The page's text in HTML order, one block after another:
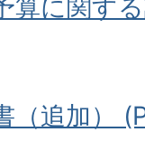
算に関す
（追加）